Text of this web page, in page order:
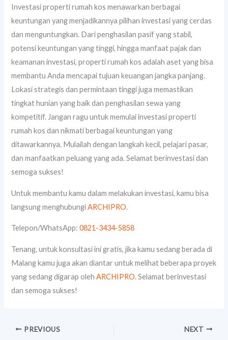
Investasi properti rumah kos menawarkan berbagai
keuntungan yang menjadikannya pilihan investasi yang cerdas
dan menguntungkan. Dari penghasilan pasif yang stabil,
potensi keuntungan yang tinggi, hingga manfaat pajak dan
keamanan investasi, properti rumah kos adalah aset yang bisa
membantu Anda mencapai tujuan keuangan jangka panjang.
Lokasi strategis dan permintaan tinggi juga memastikan
tingkat hunian yang baik dan penghasilan sewa yang
kompetitif. Jangan ragu untuk memulai investasi properti
rumah kos dan nikmati berbagai keuntungan yang
ditawarkannya. Mulailah dengan langkah kecil, pelajari pasar,
dan manfaatkan peluang yang ada. Selamat berinvestasi dan
semoga sukses!
Untuk membantu kamu dalam melakukan investasi, kamu bisa
langsung menghubungiARCHIPRO.
Telepon/WhatsApp:0821-3434-5858
Tenang, untuk konsultasi ini gratis, jika kamu sedang berada di
Malang kamu juga akan diantar untuk melihat beberapa proyek
yang sedang digarap olehARCHIPRO. Selamat berinvestasi
dan semoga sukses!
PREVIOUS NEXT